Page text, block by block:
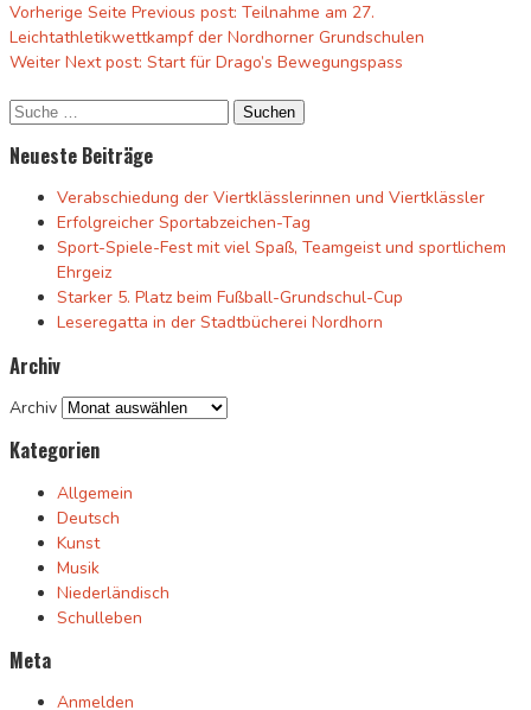
Vorherige Seite Previous post: Teilnahme am 27.
Leichtathletikwettkampf der Nordhorner Grundschulen
Weiter Next post: Start für Drago’s Bewegungspass
Neueste Beiträge
Verabschiedung der Viertklässlerinnen und Viertklässler
Erfolgreicher Sportabzeichen-Tag
Sport-Spiele-Fest mit viel Spaß, Teamgeist und sportlichem
Ehrgeiz
Starker 5. Platz beim Fußball-Grundschul-Cup
Leseregatta in der Stadtbücherei Nordhorn
Archiv
Archiv
Kategorien
Allgemein
Deutsch
Kunst
Musik
Niederländisch
Schulleben
Meta
Anmelden